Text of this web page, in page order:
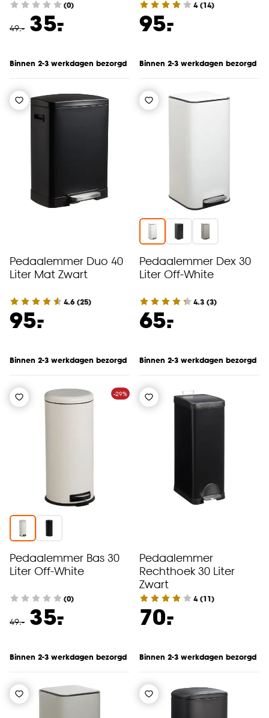
(0)
49.- 35.
-
Binnen 2-3 werkdagen bezorgd
4(14)
95.
-
Binnen 2-3 werkdagen bezorgd
Pedaalemmer Duo 40
Liter Mat Zwart
4.6 (25)
95.
-
Binnen 2-3 werkdagen bezorgd
Pedaalemmer Dex 30
Liter Off-White
4.3 (3)
65.
-
Binnen 2-3 werkdagen bezorgd
-29%
Pedaalemmer Bas 30
Liter Off-White
(0)
49.- 35.
-
Binnen 2-3 werkdagen bezorgd
Pedaalemmer
Rechthoek 30 Liter
Zwart
4(11)
70.
-
Binnen 2-3 werkdagen bezorgd